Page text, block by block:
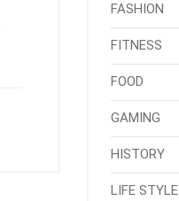
FASHION
FITNESS
FOOD
GAMING
HISTORY
LIFE STYLE